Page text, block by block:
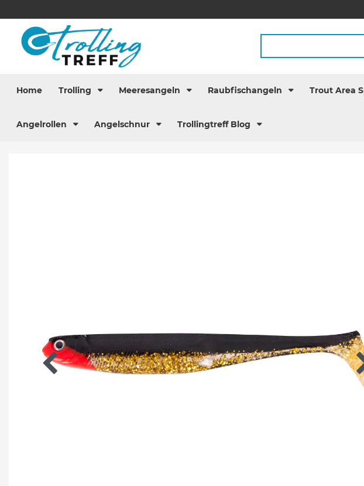
Home Trolling Meeresangeln Raubfischangeln Trout Area
Angelrollen Angelschnur Trollingtreff Blog